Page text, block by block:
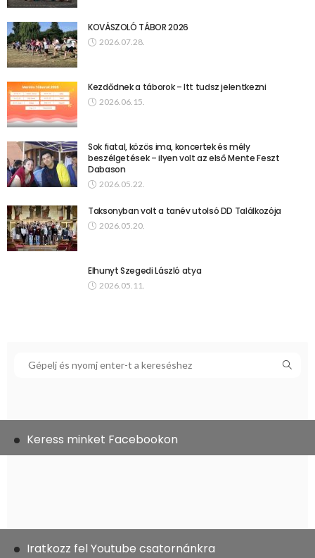
KOVÁSZOLÓ TÁBOR 2026
2026.07.28.
Kezdődnek a táborok – Itt tudsz jelentkezni
2026.06.15.
Sok fiatal, közös ima, koncertek és mély
beszélgetések – ilyen volt az első Mente Feszt
Dabason
2026.05.22.
Taksonyban volt a tanév utolsó DD Találkozója
2026.05.20.
Elhunyt Szegedi László atya
2026.05.11.
Keress minket Facebookon
Iratkozz fel Youtube csatornánkra